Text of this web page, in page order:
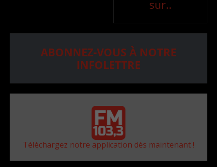
sur..
ABONNEZ-VOUS À NOTRE
INFOLETTRE
Téléchargez notre application dès maintenant !